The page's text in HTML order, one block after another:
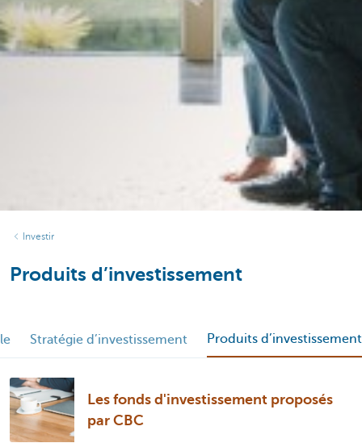
Investir
Produits d’investissement
Stratégie d’investissement Produits d’investissement
Les fonds d'investissement proposés
par CBC